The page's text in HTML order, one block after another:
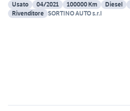
Usato
04/2021 100000 Km Diesel
Rivenditore SORTINO AUTO s.r.l